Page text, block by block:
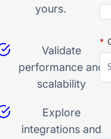
yours.
Validate
performance and
scalability
Explore
integrations and
*